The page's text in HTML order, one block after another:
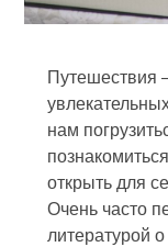
Путешествия
нам
открыть для
Очень часто
литературой